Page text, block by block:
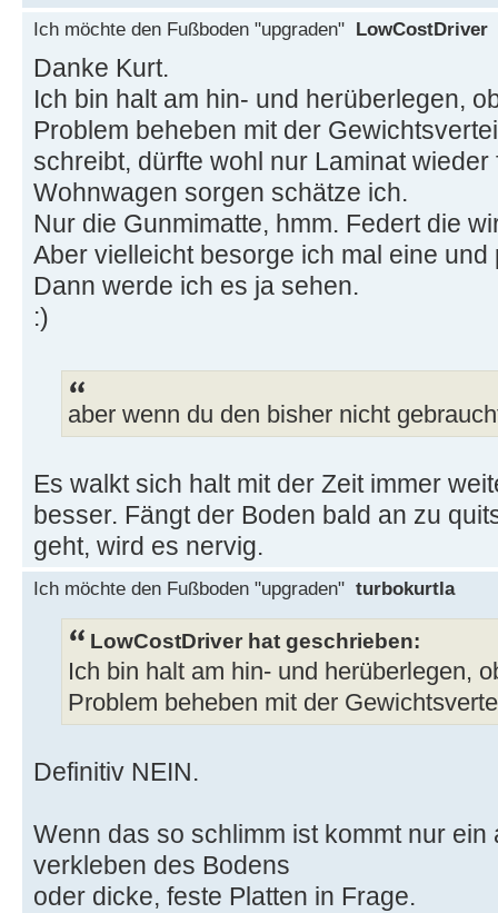
Ich möchte den Fußboden "upgraden" LowCostDriver
Danke Kurt.
Ich bin halt am hin- und herüberlegen,
Problem beheben mit der
schreibt, dürfte wohl nur Laminat
Wohnwagen sorgen schätze ich.
Nur die Gunmimatte, hmm. Federt die
Aber vielleicht besorge ich mal eine
Dann werde ich es ja sehen.
:)
aber wenn du den bisher nicht
Es walkt sich halt mit der Zeit immer
besser. Fängt der Boden bald an zu
geht, wird es nervig.
Ich möchte den Fußboden "upgraden" turbokurtla
LowCostDriver hat geschrieben:
Ich bin halt am hin- und herüberlegen,
Problem beheben mit der
Definitiv NEIN.
Wenn das so schlimm ist kommt nur
verkleben des Bodens
oder dicke, feste Platten in Frage.